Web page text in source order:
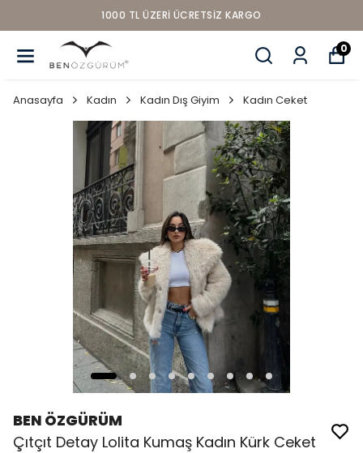
1000 TL ÜZERI ÜCRETSIZ KARGO
0
Anasayfa Kadın Kadın Dış Giyim Kadın Ceket
BEN ÖZGÜRÜM
Çıtçıt Detay Lolita Kumaş Kadın Kürk Ceket